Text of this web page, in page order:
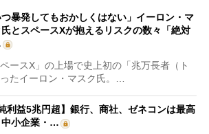
つ暴発してもおかしくはない」イーロン・マ
とスペースXが抱えるリスクの数々「絶対
ースX」の上場で史上初の「兆万長者（ト
たイーロン・マスク氏。…
利益5兆円超】銀行、商社、ゼネコンは最高
中小企業・…